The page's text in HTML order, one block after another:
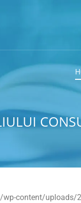
content/uploads/